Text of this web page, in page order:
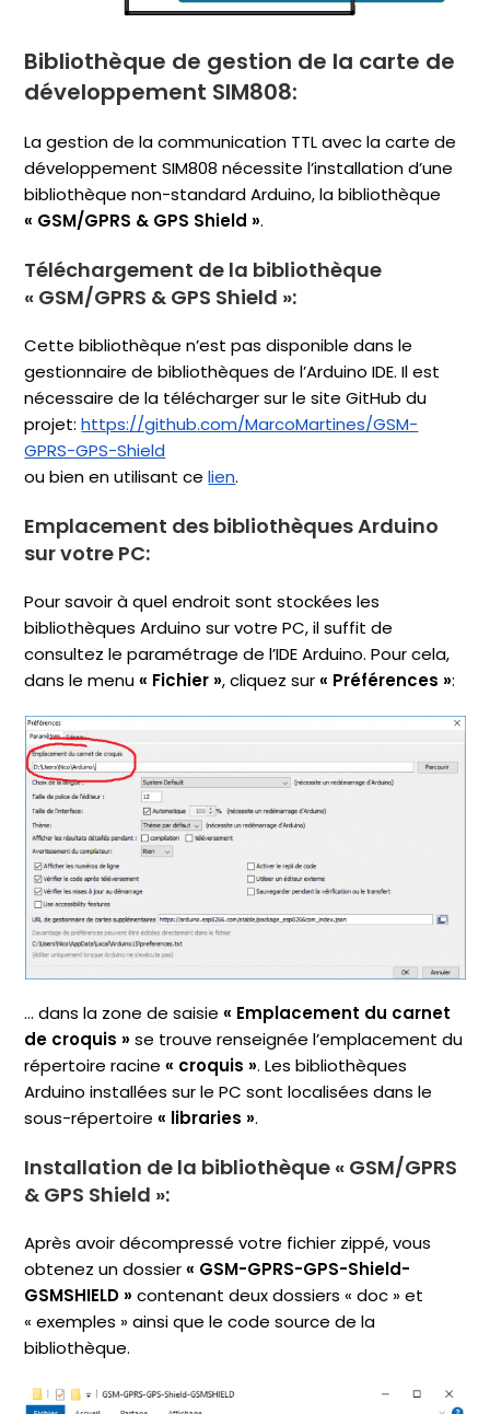
Bibliothèque de gestion de la carte de
développement SIM808:
La gestion de la communication TTL avec la carte de
développement SIM808 nécessite l’installation d’une
bibliothèque non-standard Arduino, la bibliothèque
« GSM/GPRS & GPS Shield ».
Téléchargement de la bibliothèque
« GSM/GPRS & GPS Shield »:
Cette bibliothèque n’est pas disponible dans le
gestionnaire de bibliothèques de l’Arduino IDE. Il est
nécessaire de la télécharger sur le site GitHub du
projet:https://github.com/MarcoMartines/GSM-
GPRS-GPS-Shield
ou bien en utilisant celien.
Emplacement des bibliothèques Arduino
sur votre PC:
Pour savoir à quel endroit sont stockées les
bibliothèques Arduino sur votre PC, il suffit de
consultez le paramétrage de l’IDE Arduino. Pour cela,
dans le menu« Fichier », cliquez sur« Préférences »:
… dans la zone de saisie« Emplacement du carnet
de croquis » se trouve renseignée l’emplacement du
répertoire racine« croquis ». Les bibliothèques
Arduino installées sur le PC sont localisées dans le
sous-répertoire« libraries ».
Installation de la bibliothèque « GSM/GPRS
& GPS Shield »:
Après avoir décompressé votre fichier zippé, vous
obtenez un dossier« GSM-GPRS-GPS-Shield-
GSMSHIELD » contenant deux dossiers « doc » et
« exemples » ainsi que le code source de la
bibliothèque.